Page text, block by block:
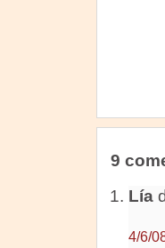
9
Lía
4/6/